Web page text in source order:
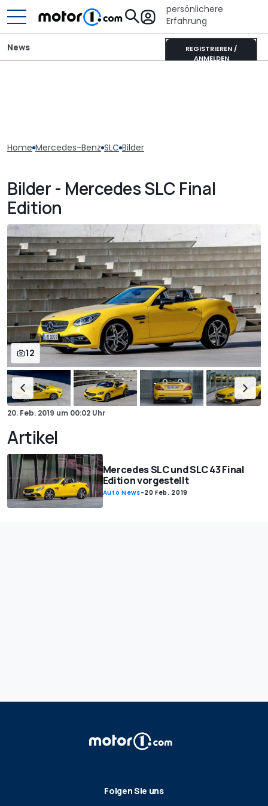
persönlichere
Erfahrung
REGISTRIEREN /
ANMELDEN
News
Home Mercedes-Benz SLC Bilder
Bilder - Mercedes SLC Final
Edition
12
20. Feb. 2019 um 00:02 Uhr
Artikel
Mercedes SLC und SLC 43 Final
Edition vorgestellt
Auto News-20 Feb. 2019
Folgen Sie uns